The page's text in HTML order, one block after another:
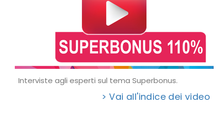
Interviste agli esperti sul tema Superbonus.
> Vai all'indice dei video